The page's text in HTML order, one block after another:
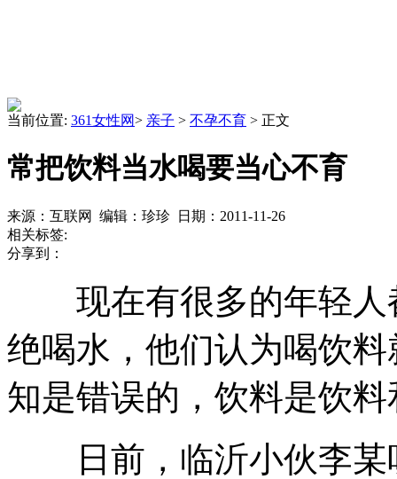
当前位置: 361女性网> 亲子 > 不孕不育 > 正文
常把饮料当水喝要当心不育
来源：互联网 编辑：珍珍 日期：2011-11-26
相关标签:
分享到：
现在有很多的年轻人
绝喝水，他们认为喝饮
知是错误的，饮料是饮
日前，临沂小伙李某